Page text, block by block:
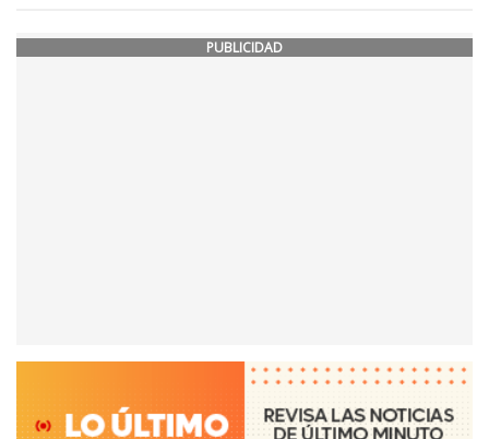
PUBLICIDAD